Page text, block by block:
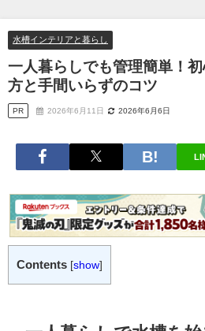
水槽インテリアと暮らし
一人暮らしでも管理簡単！
方と手間いらずのコツ
PR 2026年6月11日 2026年6月6日
Contents [show]